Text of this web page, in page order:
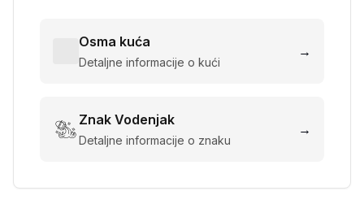
Osma kuća
Detaljne informacije o kući
→
Znak Vodenjak
Detaljne informacije o znaku
→